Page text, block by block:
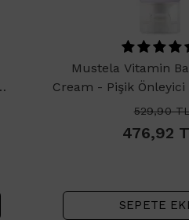
Mustela Vitamin
Cream - Pişik Önleyici
100ml
529,90
476,92
SEPETE